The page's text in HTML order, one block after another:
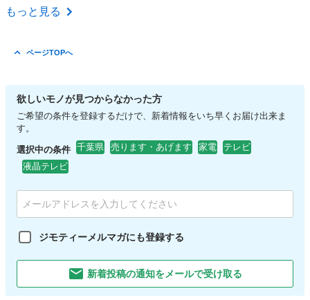
千葉 船橋市
もっと見る
ページTOPへ
欲しいモノが見つからなかった方
ご希望の条件を登録するだけで、新着情報をいち早くお届け出来ま
す。
選択中の条件 千葉県 売ります・あげます 家電
テレビ
液晶テレビ
ジモティーメルマガにも登録する
新着投稿の通知をメールで受け取る